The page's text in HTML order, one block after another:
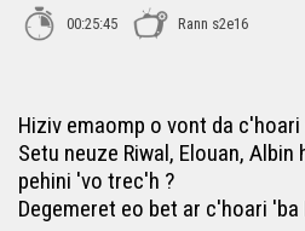
C'hoari ha Deskiñ
00:25:45 Rann s2e16
Hiziv emaomp o vont da
Setu neuze Riwal, Elouan,
pehini 'vo trec'h ?
Degemeret eo bet ar c'hoari 'ba